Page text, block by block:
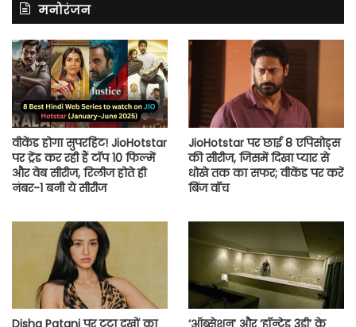
मनोरंजन
वीकेंड होगा सुपरहिट! JioHotstar
पर ट्रेंड कर रही हैं टॉप 10 फिल्में
और वेब सीरीज, रिलीज होते ही
नंबर-1 बनी ये सीरीज
JioHotstar पर छाई 8 एपिसोड्स
की सीरीज, जिसमें दिखा प्यार से
धोखे तक का सफर; वीकेंड पर करें
बिंज वॉच